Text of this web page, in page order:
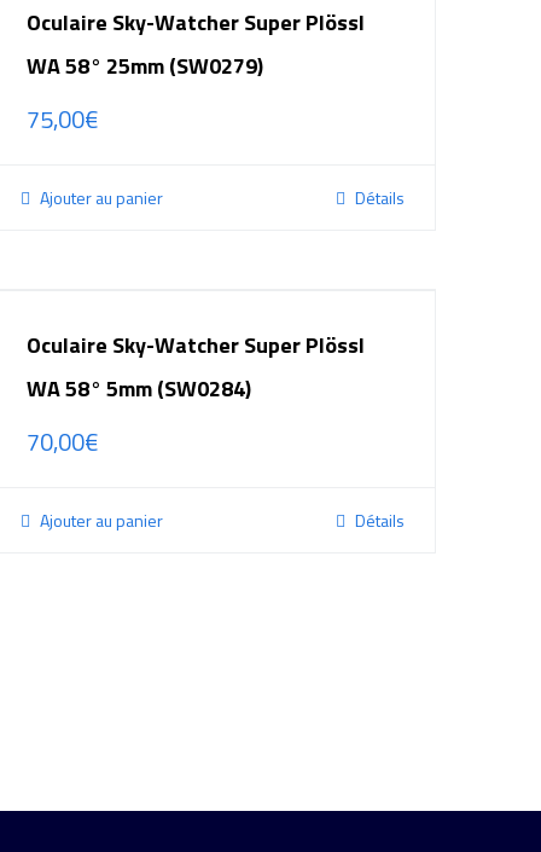
Oculaire Sky-Watcher Super Plössl
WA 58° 25mm (SW0279)
75,00€
Ajouter au panier Détails
Oculaire Sky-Watcher Super Plössl
WA 58° 5mm (SW0284)
70,00€
Ajouter au panier Détails